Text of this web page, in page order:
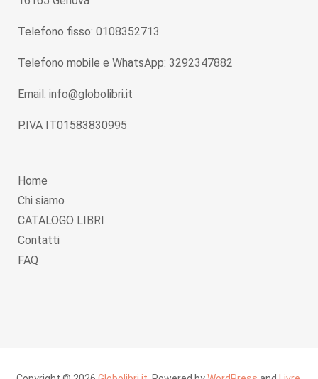
Telefono fisso: 0108352713
Telefono mobile e WhatsApp: 3292347882
Email: info@globolibri.it
P.IVA IT01583830995
Home
Chi siamo
CATALOGO LIBRI
Contatti
FAQ